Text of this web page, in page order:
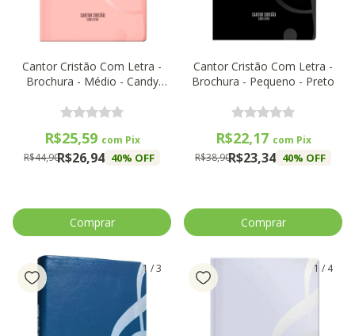
Cantor Cristão Com Letra -
Brochura - Médio - Candy
R$26,94
R$44,90 40% OFF
R$25,59 com Pix
Cantor Cristão Com Letra -
Brochura - Pequeno - Preto
R$23,34
R$38,90 40% OFF
R$22,17 com Pix
1 /3 1 / 4